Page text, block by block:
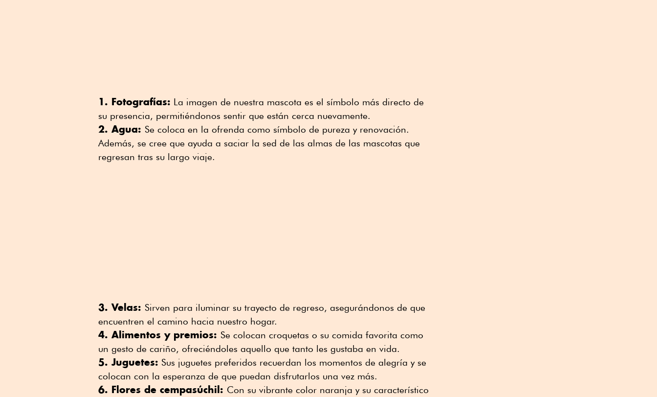
1. Fotografías: La imagen de nuestra mascota es el símbolo más directo de
su presencia, permitiéndonos sentir que están cerca nuevamente.
2. Agua: Se coloca en la ofrenda como símbolo de pureza y renovación.
Además, se cree que ayuda a saciar la sed de las almas de las mascotas que
regresan tras su largo viaje.
3. Velas: Sirven para iluminar su trayecto de regreso, asegurándonos de que
encuentren el camino hacia nuestro hogar.
4. Alimentos y premios: Se colocan croquetas o su comida favorita como
un gesto de cariño, ofreciéndoles aquello que tanto les gustaba en vida.
5. Juguetes: Sus juguetes preferidos recuerdan los momentos de alegría y se
colocan con la esperanza de que puedan disfrutarlos una vez más.
6. Flores de cempasúchil: Con su vibrante color naranja y su característico